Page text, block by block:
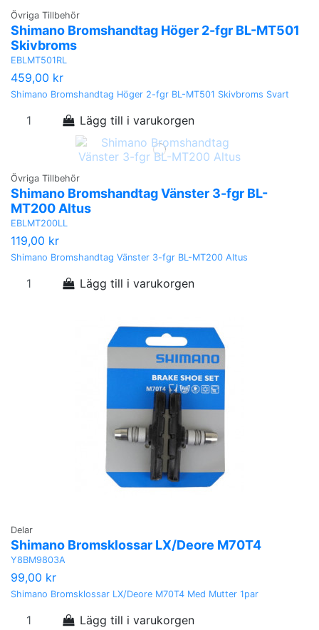
Övriga Tillbehör
Shimano Bromshandtag Höger 2-fgr BL-MT501
Skivbroms
EBLMT501RL
459,00 kr
Shimano Bromshandtag Höger 2-fgr BL-MT501 Skivbroms Svart
Lägg till i varukorgen
Övriga Tillbehör
Shimano Bromshandtag Vänster 3-fgr BL-
MT200 Altus
EBLMT200LL
119,00 kr
Shimano Bromshandtag Vänster 3-fgr BL-MT200 Altus
Lägg till i varukorgen
Delar
Shimano Bromsklossar LX/Deore M70T4
Y8BM9803A
99,00 kr
Shimano Bromsklossar LX/Deore M70T4 Med Mutter 1par
Lägg till i varukorgen